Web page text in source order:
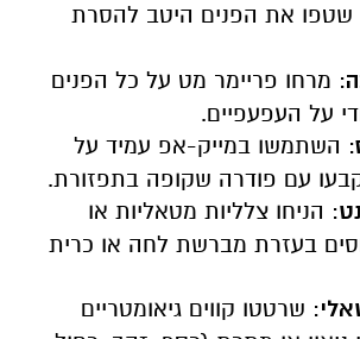
שטפו את הפנים היטב להסרת
: מרחו פריימר מט על כל הפנים
על העפעפיים.
: השתמשו במייק-אפ עמיד על
עם פודרה שקופה בתפזורת.
: הניחו צלליות מטאליות או
בעזרת מברשת לחה או כרית
: שרטטו קווים גיאומטריים